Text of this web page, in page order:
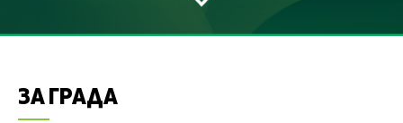
ЗА ГРАДА